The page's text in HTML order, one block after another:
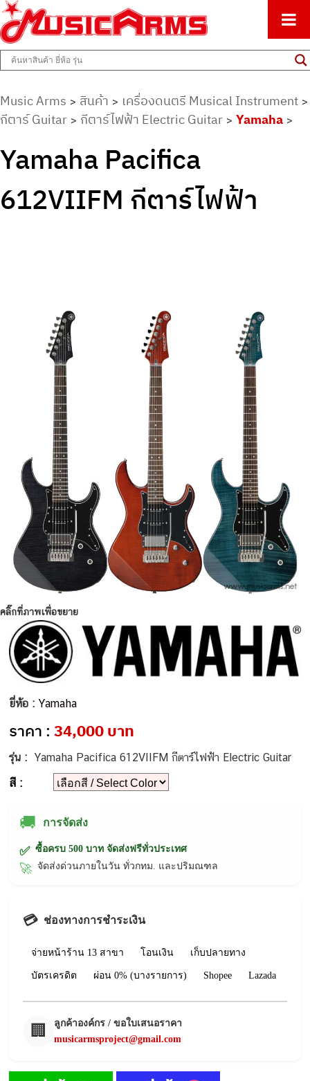
Music Arms
ศูนย์รวมครื่องดนตรีทุกชนิด ตั้งแต่เริ่มต้นถึงมืออาชีพ
Music Arms > สินค้า > เครื่องดนตรี Musical Instrument >
กีตาร์ Guitar > กีตาร์ไฟฟ้า Electric Guitar > Yamaha >
Yamaha Pacifica
612VIIFM กีตาร์ไฟฟ้า
คลิ๊กที่ภาพเพื่อขยาย
ยี่ห้อ : Yamaha
ราคา :34,000 บาท
รุ่น : Yamaha Pacifica 612VIIFM กีตาร์ไฟฟ้า Electric Guitar
สี :
🚚 การจัดส่ง
✅ ซื้อครบ 500 บาท จัดส่งฟรีทั่วประเทศ
🚀 จัดส่งด่วนภายในวัน ทั่วกทม. และปริมณฑล
💳 ช่องทางการชำระเงิน
จ่ายหน้าร้าน 13 สาขา โอนเงิน เก็บปลายทาง
บัตรเครดิต ผ่อน 0% (บางรายการ) Shopee Lazada
🏢
ลูกค้าองค์กร / ขอใบเสนอราคา
musicarmsproject@gmail.com